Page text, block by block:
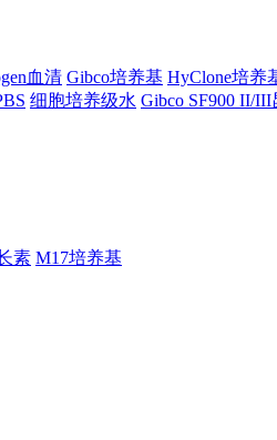
血清 Gibco培养基 HyClone培养
细胞培养级水 Gibco SF900 II/
素 M17培养基